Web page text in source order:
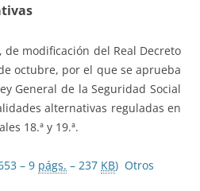
de modificación del Real Decreto
octubre, por el que se aprueba
General de la Seguridad Social
alternativas reguladas en
18.ª y 19.ª.
– 9 págs. – 237 KB) Otros